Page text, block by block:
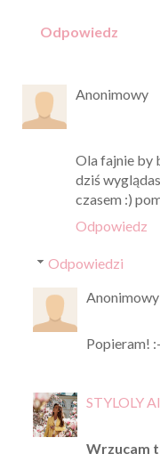
Odpowiedz
Anonimowy
Ola fajnie by
dziś
czasem :)
Odpowiedz
Odpowiedzi
Anonimowy
Popieram!
STYLOLY
Wrzucam